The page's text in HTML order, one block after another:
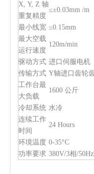
X, Y, Z 轴
重复精度
≤±0.03mm /m
最小线宽 ≤0.15mm
最大空载
运行速度
120m/min
驱动方式 进口伺服电机
传输方式 Y轴进口齿轮
工作台最
大负载
1600 公斤
冷却系统 水冷
连续工作
时间
24 Hours
环境温度 0-35°C
功率要求 380V/3相/